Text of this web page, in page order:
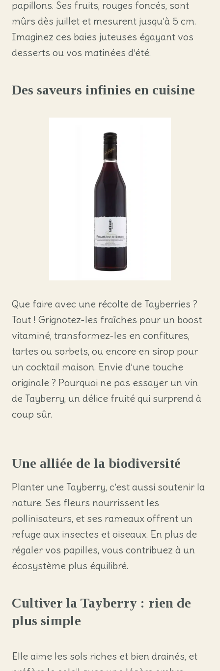
papillons. Ses fruits, rouges foncés, sont
mûrs dès juillet et mesurent jusqu’à 5 cm.
Imaginez ces baies juteuses égayant vos
desserts ou vos matinées d’été.
Des saveurs infinies en cuisine
Que faire avec une récolte de Tayberries ?
Tout ! Grignotez-les fraîches pour un boost
vitaminé, transformez-les en confitures,
tartes ou sorbets, ou encore en sirop pour
un cocktail maison. Envie d’une touche
originale ? Pourquoi ne pas essayer un vin
de Tayberry, un délice fruité qui surprend à
coup sûr.
Une alliée de la biodiversité
Planter une Tayberry, c’est aussi soutenir la
nature. Ses fleurs nourrissent les
pollinisateurs, et ses rameaux offrent un
refuge aux insectes et oiseaux. En plus de
régaler vos papilles, vous contribuez à un
écosystème plus équilibré.
Cultiver la Tayberry : rien de
plus simple
Elle aime les sols riches et bien drainés, et